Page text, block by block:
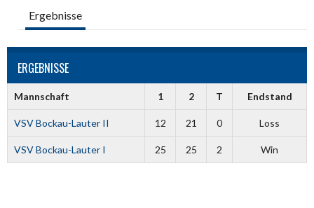
Ergebnisse
ERGEBNISSE
Mannschaft 1 2 T Endstand
VSV Bockau-Lauter II 12 21 0 Loss
VSV Bockau-Lauter I 25 25 2 Win